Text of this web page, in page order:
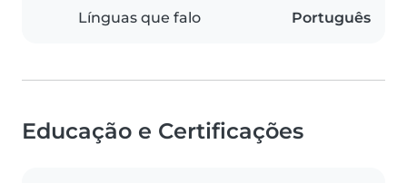
Línguas que falo Português
Educação e Certificações